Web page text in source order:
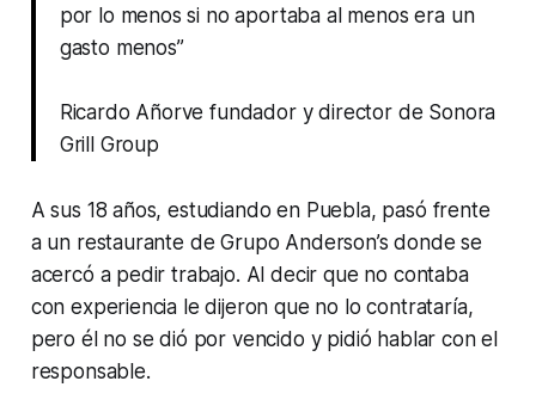
por lo menos si no aportaba al menos era un
gasto menos”
Ricardo Añorve fundador y director de Sonora
Grill Group
A sus 18 años, estudiando en Puebla, pasó frente
a un restaurante de Grupo Anderson’s donde se
acercó a pedir trabajo. Al decir que no contaba
con experiencia le dijeron que no lo contrataría,
pero él no se dió por vencido y pidió hablar con el
responsable.